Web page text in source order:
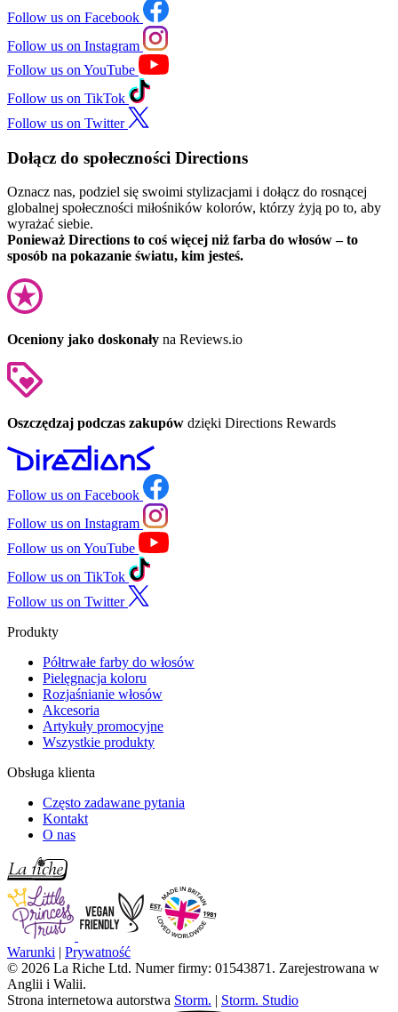
Follow us on Facebook
Follow us on Instagram
Follow us on YouTube
Follow us on TikTok
Follow us on Twitter
Dołącz do społeczności Directions
Oznacz nas, podziel się swoimi stylizacjami i dołącz do rosnącej
globalnej społeczności miłośników kolorów, którzy żyją po to, aby
wyrażać siebie.
Ponieważ Directions to coś więcej niż farba do włosów – to
sposób na pokazanie światu, kim jesteś.
Oceniony jako doskonały na Reviews.io
Oszczędzaj podczas zakupów dzięki Directions Rewards
Follow us on Facebook
Follow us on Instagram
Follow us on YouTube
Follow us on TikTok
Follow us on Twitter
Produkty
Półtrwałe farby do włosów
Pielęgnacja koloru
Rozjaśnianie włosów
Akcesoria
Artykuły promocyjne
Wszystkie produkty
Obsługa klienta
Często zadawane pytania
Kontakt
O nas
Warunki | Prywatność
© 2026 La Riche Ltd. Numer firmy: 01543871. Zarejestrowana w
Anglii i Walii.
Strona internetowa autorstwa Storm. | Storm. Studio